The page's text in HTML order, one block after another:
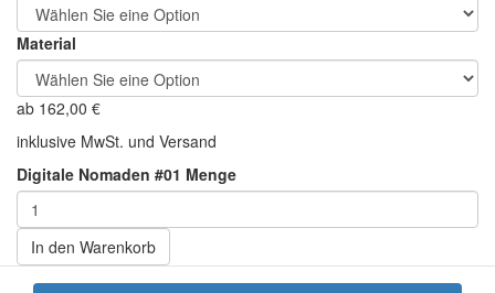
Material
ab 162,00 €
inklusive MwSt. und Versand
Digitale Nomaden #01 Menge
In den Warenkorb